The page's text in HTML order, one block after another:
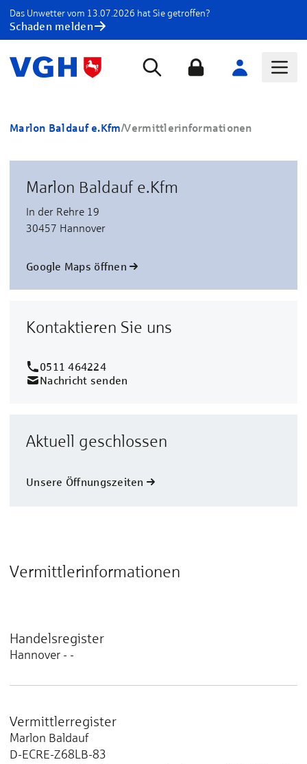
Das Unwetter vom 13.07.2026 hat Sie getroffen?
Schaden melden
Marlon Baldauf e.Kfm/Vermittlerinformationen
Marlon Baldauf e.Kfm
In der Rehre 19
30457 Hannover
Google Maps öffnen
Kontaktieren Sie uns
0511 464224
Nachricht senden
Aktuell geschlossen
Unsere Öffnungszeiten
Vermittlerinformationen
Handelsregister
Hannover - -
Vermittlerregister
Marlon Baldauf
D-ECRE-Z68LB-83